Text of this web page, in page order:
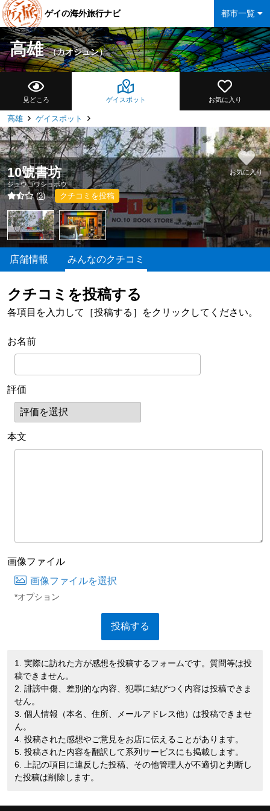
都市一覧
ゲイの海外旅行ナビ
高雄（カオシュン）
見どころ ゲイスポット お気に入り
高雄 ゲイスポット
10號書坊
ジュウゴウショボウ
(3) クチコミを投稿
お気に入り
店舗情報 みんなのクチコミ
クチコミを投稿する
各項目を入力して［投稿する］をクリックしてください。
お名前
評価
本文
画像ファイル
画像ファイルを選択
*オプション
1. 実際に訪れた方が感想を投稿するフォームです。質問等は投
稿できません。
2. 誹謗中傷、差別的な内容、犯罪に結びつく内容は投稿できま
せん。
3. 個人情報（本名、住所、メールアドレス他）は投稿できませ
ん。
4. 投稿された感想やご意見をお店に伝えることがあります。
5. 投稿された内容を翻訳して系列サービスにも掲載します。
6. 上記の項目に違反した投稿、その他管理人が不適切と判断し
た投稿は削除します。